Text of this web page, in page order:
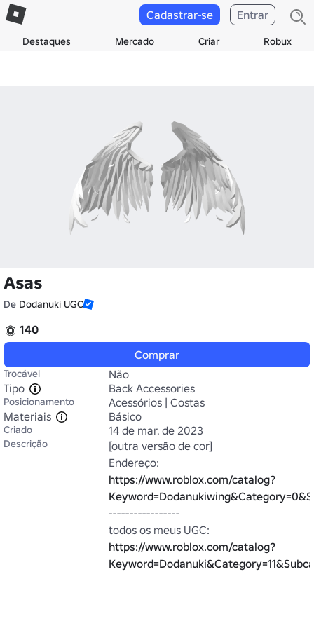
Destaques Mercado Criar Robux
Cadastrar-se Entrar
Asas
De Dodanuki UGC
140
Comprar
Trocável
Não
Tipo
Back Accessories
Posicionamento
Acessórios | Costas
Materiais
Básico
Criado 14 de mar. de 2023
Descrição
[outra versão de cor]
https://www.roblox.com/catalog?
-----------------
https://www.roblox.com/catalog?